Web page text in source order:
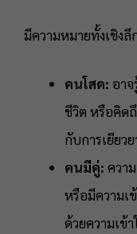
มีความหมายทั้งเชิง
คนโสด: อา
ชีวิต หรือคิด
กับการเยียว
คนมีคู่: ควา
หรือมีความเ
ด้วยความเข้า